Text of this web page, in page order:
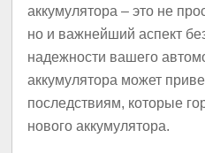
аккумулятора – это не
но и важнейший аспект
надежности вашего
аккумулятора может
последствиям, которые
нового аккумулятора.